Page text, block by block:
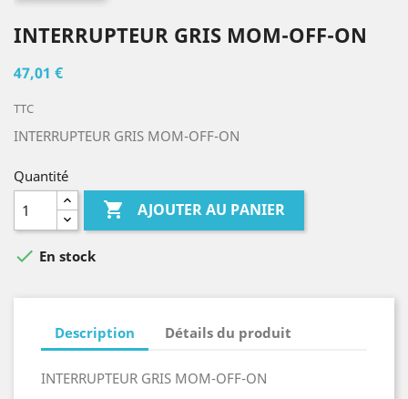
INTERRUPTEUR GRIS MOM-OFF-ON
47,01 €
TTC
INTERRUPTEUR GRIS MOM-OFF-ON
Quantité
 AJOUTER AU PANIER
 En stock
Description Détails du produit
INTERRUPTEUR GRIS MOM-OFF-ON